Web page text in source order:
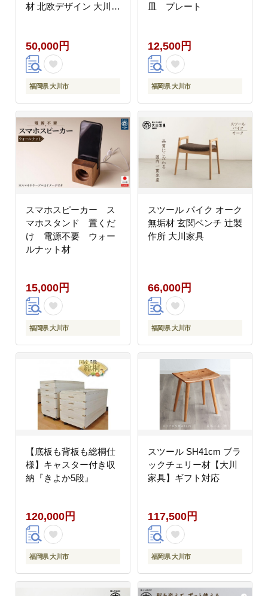
材 北欧デザイン 大川家
50,000円
福岡県 大川市
皿 プレート
12,500円
福岡県 大川市
スマホスピーカー ス
マホスタンド 置くだ
け 電源不要 ウォー
ルナット材
15,000円
福岡県 大川市
スツール パイク オーク
無垢材 玄関ベンチ 辻製
作所 大川家具
66,000円
福岡県 大川市
【底板も背板も総桐仕
様】キャスター付き収
納『きよか5段』
120,000円
福岡県 大川市
スツール SH41cm ブラ
ックチェリー材【大川
家具】ギフト対応
117,500円
福岡県 大川市